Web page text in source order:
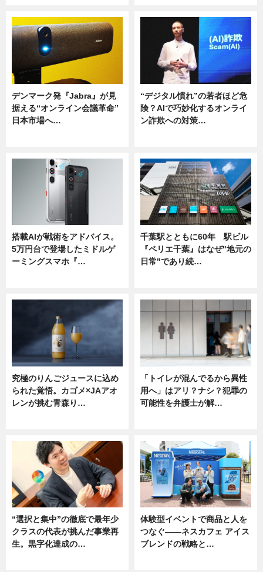
デンマーク発『Jabra』が見
据える“オンライン会議革命”
日本市場へ…
“デジタル慣れ”の若者ほど危
険？AIで巧妙化するオンライ
ン詐欺への対策…
搭載AIが戦術をアドバイス。
5万円台で登場したミドルゲ
ーミングスマホ『…
千葉駅とともに60年 駅ビル
『ペリエ千葉』はなぜ"地元の
日常"であり続…
究極のりんごジュースに込め
られた覚悟。カゴメ×JAアオ
レンが挑む青森り…
「トイレが混んでるから異性
用へ」はアリ？ナシ？犯罪の
可能性を弁護士が解…
“選択と集中”の徹底で最年少
クラスの代表が挑んだ事業再
生。黒字化達成の…
体験型イベントで商品と人を
つなぐ――ネスカフェ アイス
ブレンドの戦略と…